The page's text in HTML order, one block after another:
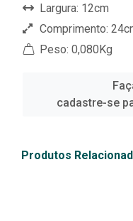
Largura: 12cm
Comprimento:
Peso: 0,080Kg
cadastre-se
Produtos